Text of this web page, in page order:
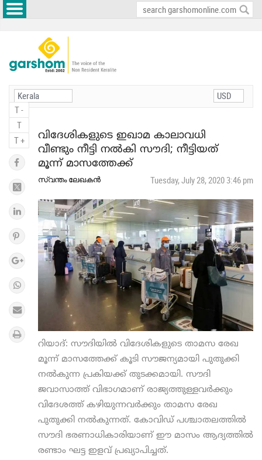
T -
T
T +
വിദേശികളുടെ ഇഖാമ കാലാവധി
വീണ്ടും നീട്ടി നല്‍കി സൗദി; നീട്ടിയത്
മൂന്ന് മാസത്തേക്ക്
സ്വന്തം ലേഖകന്‍ Tuesday, July 28, 2020 3:46 pm
റിയാദ്: സൗദിയില്‍ വിദേശികളുടെ താമസ രേഖ
മൂന്ന് മാസത്തേക്ക് കൂടി സൗജന്യമായി പുതുക്കി
നല്‍കുന്ന പ്രകിയക്ക് തുടക്കമായി. സൗദി
ജവാസാത്ത് വിഭാഗമാണ് രാജ്യത്തുള്ളവര്‍ക്കും
വിദേശത്ത് കഴിയുന്നവര്‍ക്കും താമസ രേഖ
പുതുക്കി നല്‍കുന്നത്. കോവിഡ് പശ്ചാതലത്തില്‍
സൗദി ഭരണാധികാരിയാണ് ഈ മാസം ആദ്യത്തില്‍
രണ്ടാം ഘട്ട ഇളവ് പ്രഖ്യാപിച്ചത്.